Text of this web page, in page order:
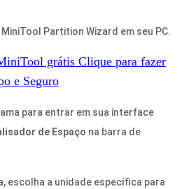
Partition Wizard em seu PC.
grátis Clique para fazer
e Seguro
para entrar em sua interface
de Espaço na barra de
escolha a unidade específica para